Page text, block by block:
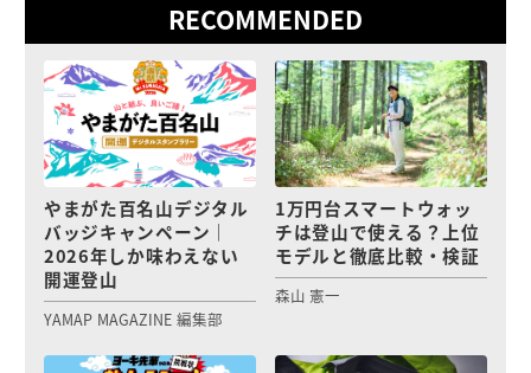
RECOMMENDED
やまがた百名山デジタル
バッジキャンペーン｜
2026年しか味わえない
開運登山
YAMAP MAGAZINE 編集部
1万円台スマートウォッ
チは登山で使える？上位
モデルと徹底比較・検証
森山 憲一